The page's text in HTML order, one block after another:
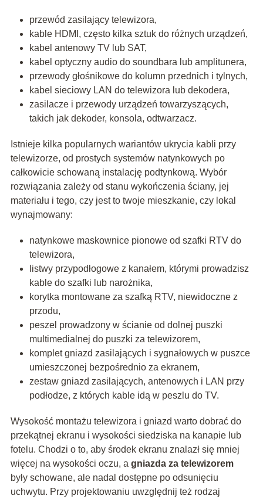
przewód zasilający telewizora,
kable HDMI, często kilka sztuk do różnych urządzeń,
kabel antenowy TV lub SAT,
kabel optyczny audio do soundbara lub amplitunera,
przewody głośnikowe do kolumn przednich i tylnych,
kabel sieciowy LAN do telewizora lub dekodera,
zasilacze i przewody urządzeń towarzyszących,
takich jak dekoder, konsola, odtwarzacz.
Istnieje kilka popularnych wariantów ukrycia kabli przy
telewizorze, od prostych systemów natynkowych po
całkowicie schowaną instalację podtynkową. Wybór
rozwiązania zależy od stanu wykończenia ściany, jej
materiału i tego, czy jest to twoje mieszkanie, czy lokal
wynajmowany:
natynkowe maskownice pionowe od szafki RTV do
telewizora,
listwy przypodłogowe z kanałem, którymi prowadzisz
kable do szafki lub narożnika,
korytka montowane za szafką RTV, niewidoczne z
przodu,
peszel prowadzony w ścianie od dolnej puszki
multimedialnej do puszki za telewizorem,
komplet gniazd zasilających i sygnałowych w puszce
umieszczonej bezpośrednio za ekranem,
zestaw gniazd zasilających, antenowych i LAN przy
podłodze, z których kable idą w peszlu do TV.
Wysokość montażu telewizora i gniazd warto dobrać do
przekątnej ekranu i wysokości siedziska na kanapie lub
fotelu. Chodzi o to, aby środek ekranu znalazł się mniej
więcej na wysokości oczu, a gniazda za telewizorem
były schowane, ale nadal dostępne po odsunięciu
uchwytu. Przy projektowaniu uwzględnij też rodzaj